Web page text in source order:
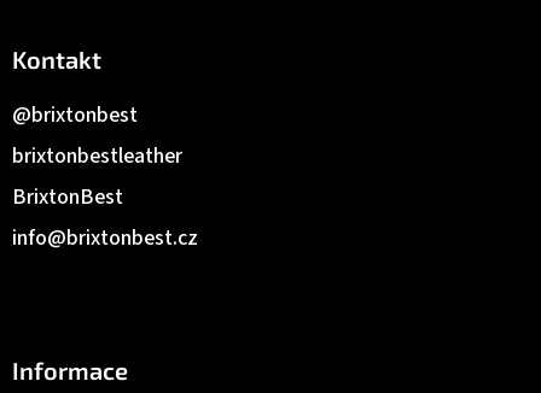
Kontakt
info@brixtonbest.cz
BrixtonBest
brixtonbestleather
@brixtonbest
Informace